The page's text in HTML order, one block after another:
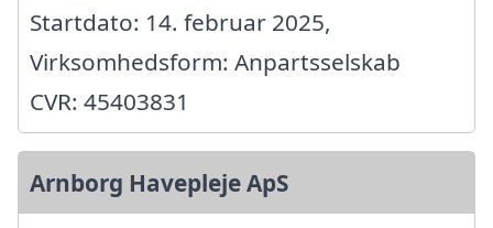
Startdato: 14. februar 2025,
Virksomhedsform: Anpartsselskab
CVR: 45403831
Arnborg Havepleje ApS